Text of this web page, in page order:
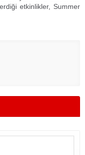
etkinlikler, Summer